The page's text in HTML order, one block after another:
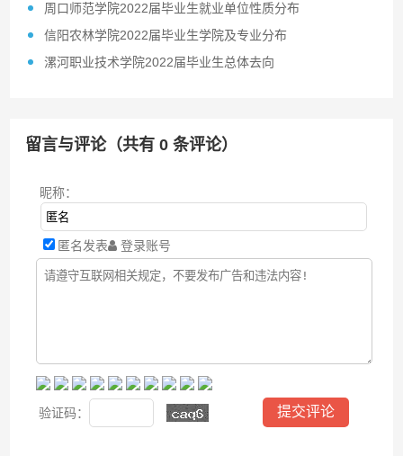
周口师范学院2022届毕业生就业单位性质分布
信阳农林学院2022届毕业生学院及专业分布
漯河职业技术学院2022届毕业生总体去向
留言与评论（共有0 条评论）
昵称：
匿名发表 登录账号
验证码：